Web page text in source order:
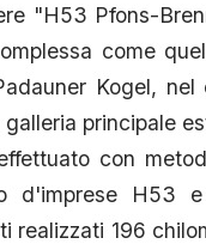
"H53 Pfons-
come
Kogel,
principale
con
d'imprese
realizzati 196